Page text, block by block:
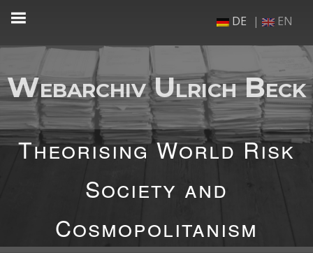
Zum
Inhalt
springen
DE EN
Webarchiv Ulrich Beck
Theorising World Risk
Society and
Cosmopolitanism